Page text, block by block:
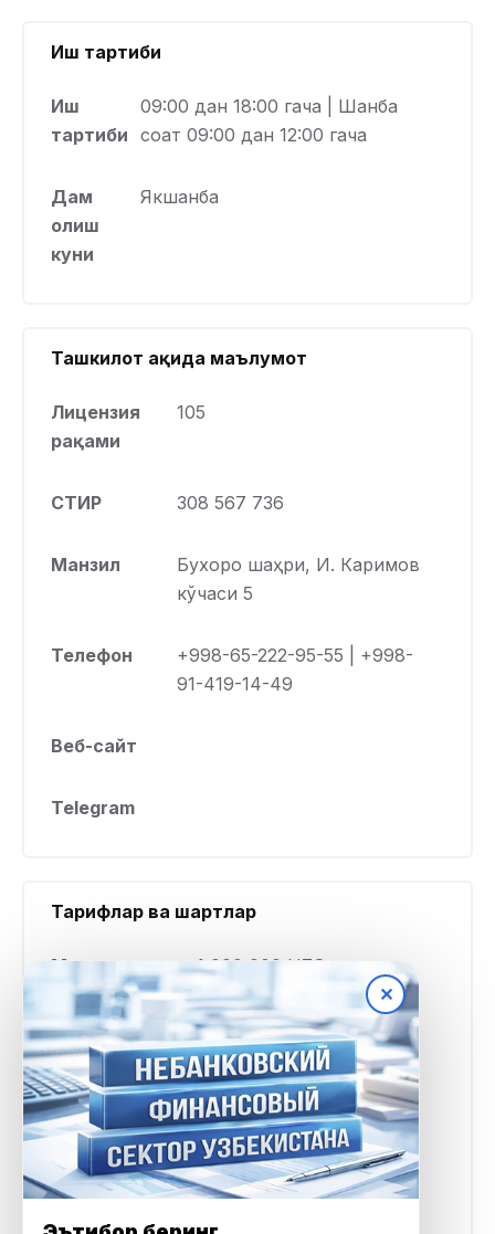
Иш тартиби
Иш
тартиби
09:00 дан 18:00 гача | Шанба
соат 09:00 дан 12:00 гача
Дам
олиш
куни
Якшанба
Ташкилот ҳақида маълумот
Лицензия
рақами
105
СТИР 308 567 736
Манзил
Бухоро шаҳри, И. Каримов
кўчаси 5
Телефон
+998-65-222-95-55 | +998-
91-419-14-49
Веб-сайт
Telegram
Тарифлар ва шартлар
Минимал
миқдор
1 000 000 UZS
Максимал
миқдор
17 000 000 UZS
Ставка фоизи Кунига 0,23%
✕